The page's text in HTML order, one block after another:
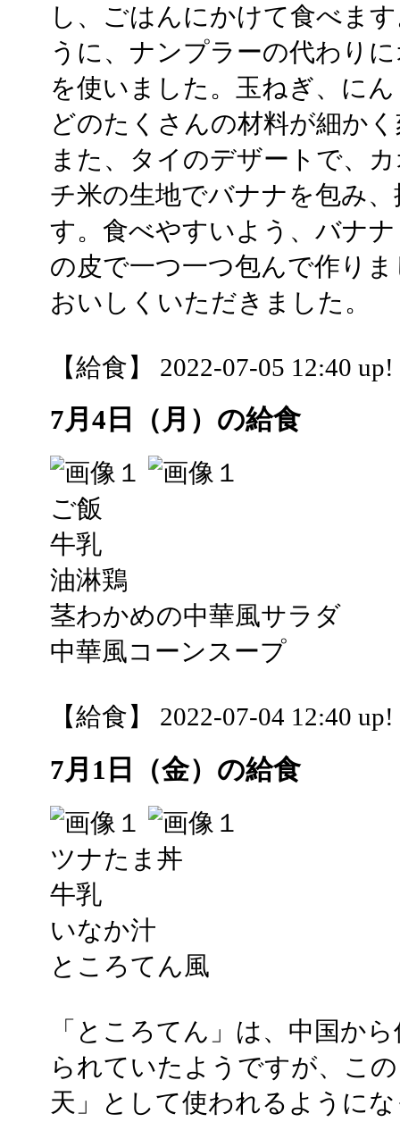
し、ごはんにかけて食べま
うに、ナンプラーの代わり
を使いました。玉ねぎ、に
どのたくさんの材料が細か
また、タイのデザートで、
チ米の生地でバナナを包み
す。食べやすいよう、バナ
の皮で一つ一つ包んで作り
おいしくいただきました。
【給食】 2022-07-05 12:40 up!
7月4日（月）の給食
ご飯
牛乳
油淋鶏
茎わかめの中華風サラダ
中華風コーンスープ
【給食】 2022-07-04 12:40 up!
7月1日（金）の給食
ツナたま丼
牛乳
いなか汁
ところてん風
「ところてん」は、中国か
られていたようですが、こ
天」として使われるように